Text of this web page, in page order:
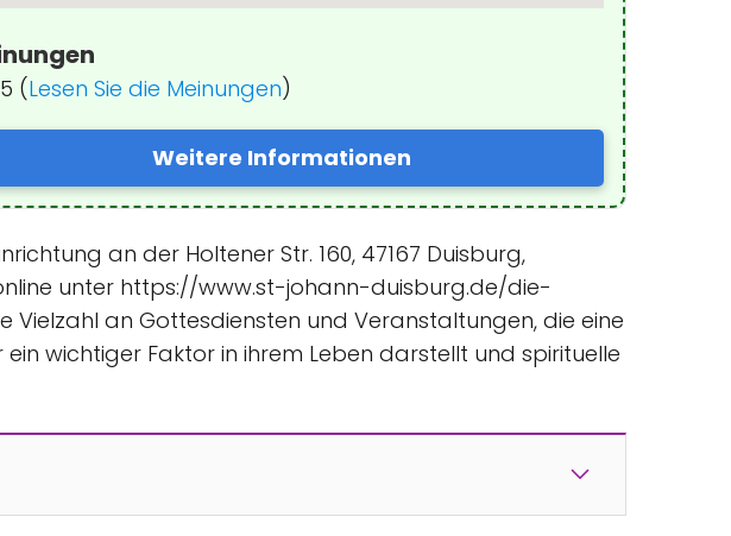
(Lesen Sie die Meinungen)
Weitere Informationen
an der Holtener Str. 160, 47167 Duisburg,
unter https://www.st-johann-duisburg.de/die-
an Gottesdiensten und Veranstaltungen, die eine
wichtiger Faktor in ihrem Leben darstellt und spirituelle